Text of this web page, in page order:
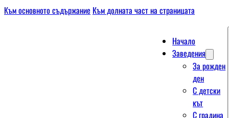
Към основното съдържание Към долната част на страницата
Начало
Заведения
За рожден
ден
С детски
кът
С градина